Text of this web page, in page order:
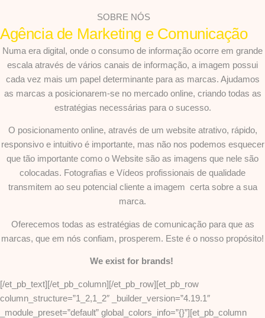
SOBRE NÓS
Agência de Marketing e Comunicação
Numa era digital, onde o consumo de informação ocorre em grande
escala através de vários canais de informação, a imagem possui
cada vez mais um papel determinante para as marcas. Ajudamos
as marcas a posicionarem-se no mercado online, criando todas as
estratégias necessárias para o sucesso.
O posicionamento online, através de um website atrativo, rápido,
responsivo e intuitivo é importante, mas não nos podemos esquecer
que tão importante como o Website são as imagens que nele são
colocadas. Fotografias e Vídeos profissionais de qualidade
transmitem ao seu potencial cliente a imagem certa sobre a sua
marca.
Oferecemos todas as estratégias de comunicação para que as
marcas, que em nós confiam, prosperem. Este é o nosso propósito!
We exist for brands!
[/et_pb_text][/et_pb_column][/et_pb_row][et_pb_row
column_structure=”1_2,1_2″ _builder_version=”4.19.1″
_module_preset=”default” global_colors_info=”{}”][et_pb_column